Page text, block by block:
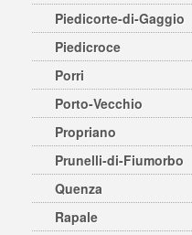
Piedicorte-di-Gaggio
Piedicroce
Porri
Porto-Vecchio
Propriano
Prunelli-di-Fiumorbo
Quenza
Rapale